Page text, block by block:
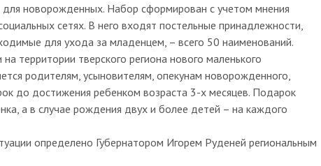
новорожденных. Набор сформирован с учетом мнения
сетях. В него входят постельные принадлежности,
для ухода за младенцем, – всего 50 наименований.
территории тверского региона нового маленького
родителям, усыновителям, опекунам новорожденного,
до достижения ребенком возраста 3-х месяцев. Подарок
а в случае рождения двух и более детей – на каждого
определено Губернатором Игорем Руденей региональным